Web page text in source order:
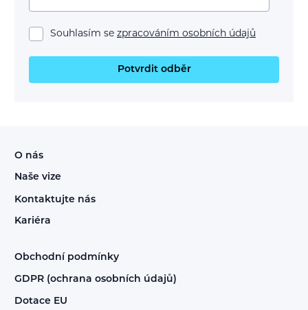
Souhlasím se zpracováním osobních údajů
Potvrdit odběr
O nás
Naše vize
Kontaktujte nás
Kariéra
Obchodní podmínky
GDPR (ochrana osobních údajů)
Dotace EU